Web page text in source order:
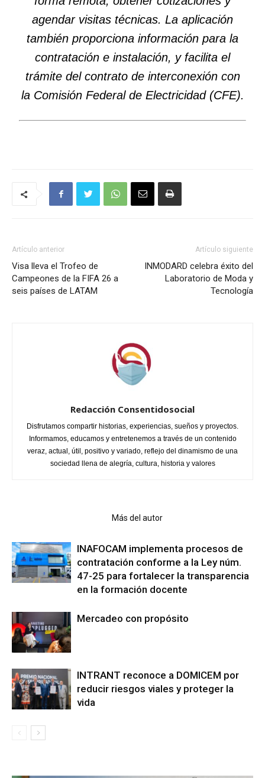
agendar visitas técnicas. La aplicación
también proporciona información para la
contratación e instalación, y facilita el
trámite del contrato de interconexión con
la Comisión Federal de Electricidad (CFE).
Artículo anterior
Visa lleva el Trofeo de
Campeones de la FIFA 26 a
seis países de LATAM
Artículo siguiente
INMODARD celebra éxito del
Laboratorio de Moda y
Tecnología
Redacción Consentidosocial
Disfrutamos compartir historias, experiencias, sueños y proyectos.
Informamos, educamos y entretenemos a través de un contenido
veraz, actual, útil, positivo y variado, reflejo del dinamismo de una
sociedad llena de alegría, cultura, historia y valores
Más del autor
INAFOCAM implementa procesos de
contratación conforme a la Ley núm.
47-25 para fortalecer la transparencia
en la formación docente
Mercadeo con propósito
INTRANT reconoce a DOMICEM por
reducir riesgos viales y proteger la
vida